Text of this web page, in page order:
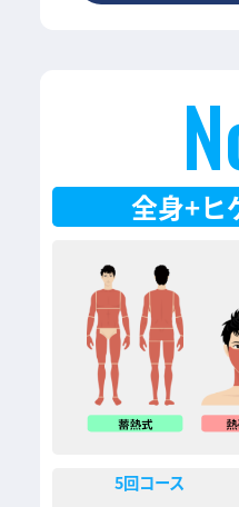
全身+ヒ
5回コース